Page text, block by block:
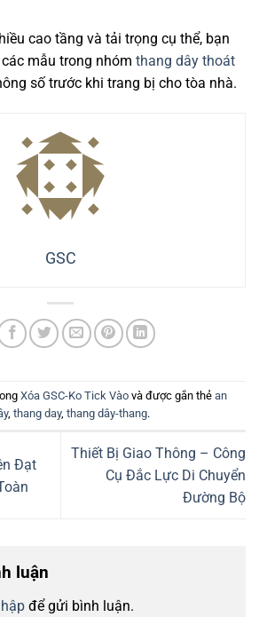
cao tầng và tải trọng cụ thể, bạn
mẫu trong nhóm thang dây thoát
số trước khi trang bị cho tòa nhà.
GSC
Xóa GSC-Ko Tick Vào và được gắn thẻ an
, thang day, thang dây-thang.
Đạt
Thiết Bị Giao Thông – Công
Cụ Đắc Lực Di Chuyển
Đường Bộ
luận
để gửi bình luận.